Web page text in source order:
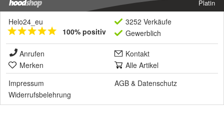
Platin
Helo24_eu
100% positiv
3252 Verkäufe
Gewerblich
Anrufen
Kontakt
Merken
Alle Artikel
Impressum
AGB & Datenschutz
Widerrufsbelehrung